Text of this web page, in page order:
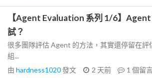
【Agent Evaluation 系列 1/6】Agent
試？
很多團隊評估 Agent 的方法，其實還停留在
組...
由 hardness1020發文 2 天前 1 個留